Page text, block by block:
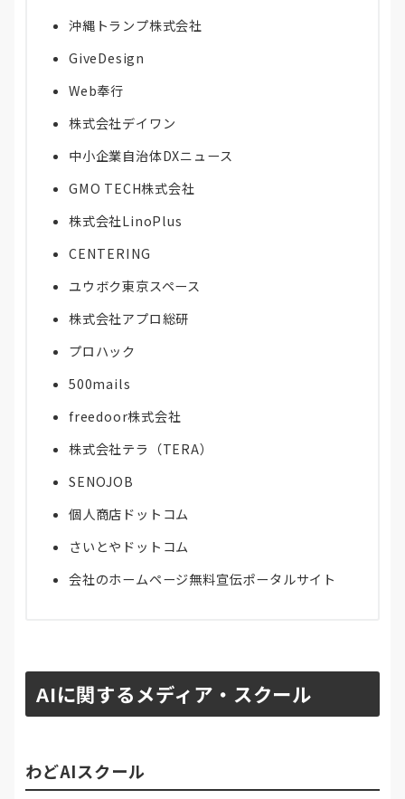
沖縄トランプ株式会社
GiveDesign
Web奉行
株式会社デイワン
中小企業自治体DXニュース
GMO TECH株式会社
株式会社LinoPlus
CENTERING
ユウボク東京スペース
株式会社アプロ総研
プロハック
500mails
freedoor株式会社
株式会社テラ（TERA）
SENOJOB
個人商店ドットコム
さいとやドットコム
会社のホームページ無料宣伝ポータルサイト
AIに関するメディア・スクール
わどAIスクール